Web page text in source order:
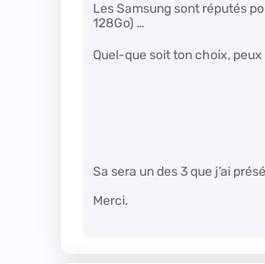
Les Samsung sont réputés
128Go) …
Quel-que soit ton choix,
Sa sera un des 3 que j’ai
Merci.